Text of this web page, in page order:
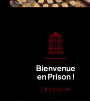
Bienvenue
en Prison !
2 à 6 Joueurs